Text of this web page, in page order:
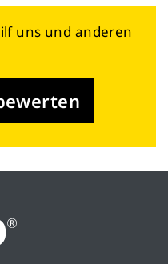
uns und anderen